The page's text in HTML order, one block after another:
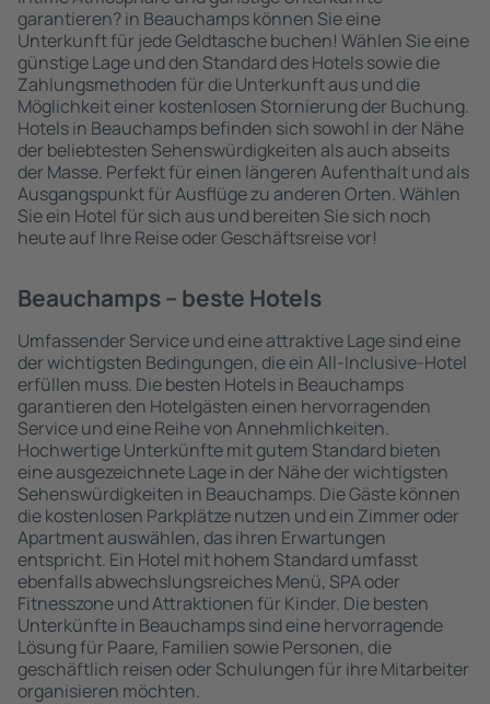
garantieren? in Beauchamps können Sie eine
Unterkunft für jede Geldtasche buchen! Wählen Sie eine
günstige Lage und den Standard des Hotels sowie die
Zahlungsmethoden für die Unterkunft aus und die
Möglichkeit einer kostenlosen Stornierung der Buchung.
Hotels in Beauchamps befinden sich sowohl in der Nähe
der beliebtesten Sehenswürdigkeiten als auch abseits
der Masse. Perfekt für einen längeren Aufenthalt und als
Ausgangspunkt für Ausflüge zu anderen Orten. Wählen
Sie ein Hotel für sich aus und bereiten Sie sich noch
heute auf Ihre Reise oder Geschäftsreise vor!
Beauchamps – beste Hotels
Umfassender Service und eine attraktive Lage sind eine
der wichtigsten Bedingungen, die ein All-Inclusive-Hotel
erfüllen muss. Die besten Hotels in Beauchamps
garantieren den Hotelgästen einen hervorragenden
Service und eine Reihe von Annehmlichkeiten.
Hochwertige Unterkünfte mit gutem Standard bieten
eine ausgezeichnete Lage in der Nähe der wichtigsten
Sehenswürdigkeiten in Beauchamps. Die Gäste können
die kostenlosen Parkplätze nutzen und ein Zimmer oder
Apartment auswählen, das ihren Erwartungen
entspricht. Ein Hotel mit hohem Standard umfasst
ebenfalls abwechslungsreiches Menü, SPA oder
Fitnesszone und Attraktionen für Kinder. Die besten
Unterkünfte in Beauchamps sind eine hervorragende
Lösung für Paare, Familien sowie Personen, die
geschäftlich reisen oder Schulungen für ihre Mitarbeiter
organisieren möchten.